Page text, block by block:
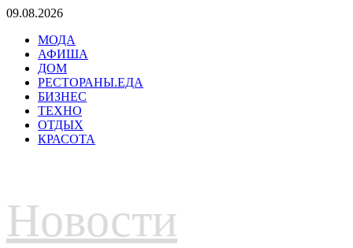
Перейти
содержимому
09.08.2026
МОДА
АФИША
ДОМ
РЕСТОРАНЫ.ЕДА
БИЗНЕС
ТЕХНО
ОТДЫХ
КРАСОТА
Новости